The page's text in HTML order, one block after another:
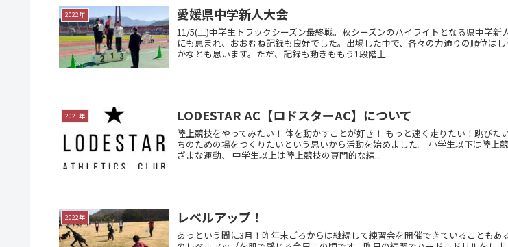
2022年 愛媛県中学新人大会
11/5(土)中学生トラックシーズン最終戦。秋シーズンのハイライトとなる県中学新
にも恵まれ、おおむね記録も良好でした。出場した中で、各々の力通りの順位は
かなとも思います。ただ、記録も動きももう1段階上...
2021年 LODESTAR AC【ロドスターAC】について
陸上競技をやってみたい！ 体を動かすことが好き！ もっと速く走りたい！跳びた
ちのための場をつくりたいという思いから活動を始めました。 小学生以下は陸上
ざまな運動、 中学生以上は陸上競技の専門的な練...
2022年 レベルアップ！
あっという間に3月！昨年末ごろからは継続して練習会を開催できていることもあ